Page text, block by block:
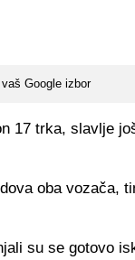
Google izbor
17 trka, slavlje
oba vozača,
su se gotovo